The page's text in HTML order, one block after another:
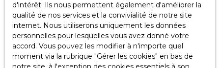
Surface min (m²)
Rechercher
165 900€
d'intérêt. Ils nous permettent également d'améliorer la
qualité de nos services et la convivialité de notre site
internet. Nous utiliserons uniquement les données
personnelles pour lesquelles vous avez donné votre
accord. Vous pouvez les modifier à n'importe quel
moment via la rubrique ″Gérer les cookies″ en bas de